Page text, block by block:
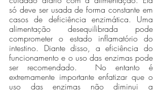
só deve ser usada de forma constante em
casos de deficiência enzimática. Uma
alimentação desequilibrada pode
comprometer o estado inflamatório do
intestino. Diante disso, a eficiência do
funcionamento e o uso das enzimas pode
ser recomendado.  No entanto é
extremamente importante enfatizar que o
uso das enzimas não diminui a